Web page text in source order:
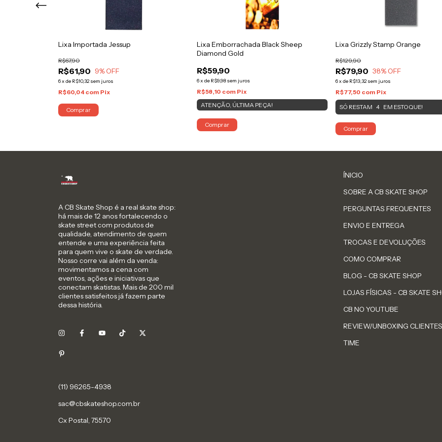
Lixa Importada Jessup
R$61,90
R$67,90
9% OFF
6x de R$10,32 sem juros
R$60,04 com Pix
Comprar
Lixa Emborrachada Black Sheep
Diamond Gold
R$59,90
6x de R$9,98 sem juros
R$58,10 com Pix
ATENÇÃO, ÚLTIMA PEÇA!
Comprar
Lixa Grizzly Stamp Orange
R$79,90
R$129,90
38% OFF
6x de R$13,32 sem juros
R$77,50 com Pix
SÓ RESTAM 4 EM ESTOQUE!
Comprar
A CB Skate Shop é a real skate shop:
há mais de 12 anos fortalecendo o
skate street com produtos de
qualidade, atendimento de quem
entende e uma experiência feita
para quem vive o skate de verdade.
Nosso corre vai além da venda:
movimentamos a cena com
eventos, ações e iniciativas que
conectam skatistas. Mais de 200 mil
clientes satisfeitos já fazem parte
dessa história.
sac@cbskateshop.com.br
Cx Postal, 75570
ÍNICIO
SOBRE A CB SKATE SHOP
PERGUNTAS FREQUENTES
ENVIO E ENTREGA
TROCAS E DEVOLUÇÕES
COMO COMPRAR
BLOG - CB SKATE SHOP
LOJAS FÍSICAS - CB SKATE
CB NO YOUTUBE
REVIEW/UNBOXING CLIENTES
TIME